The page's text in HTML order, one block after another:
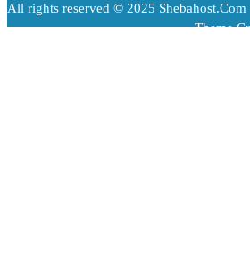
All rights reserved © 2025 Shebahost.Com
Theme